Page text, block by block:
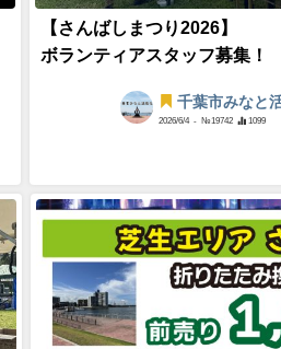
【さんばしまつり2026】
ボランティアスタッフ募集！
千葉市みなと
2026/6/4 - №19742 1099